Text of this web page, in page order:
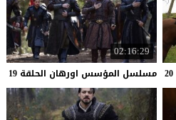
20
02:16:29
مسلسل المؤسس اورهان الحلقة 19